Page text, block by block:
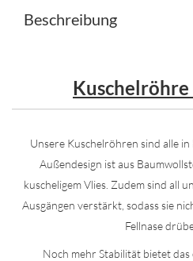
Beschreibung
Unsere Kuschelröhren sind alle
Außendesign ist aus
kuscheligem Vlies. Zudem sind all
Ausgängen verstärkt, sodass sie
Fellnase
Noch mehr Stabilität bietet das